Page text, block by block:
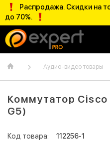
Распродажа. Скидки на
до 70%.
Аудио-видео товары
Коммутатор
G5)
Код товара: 112256-1